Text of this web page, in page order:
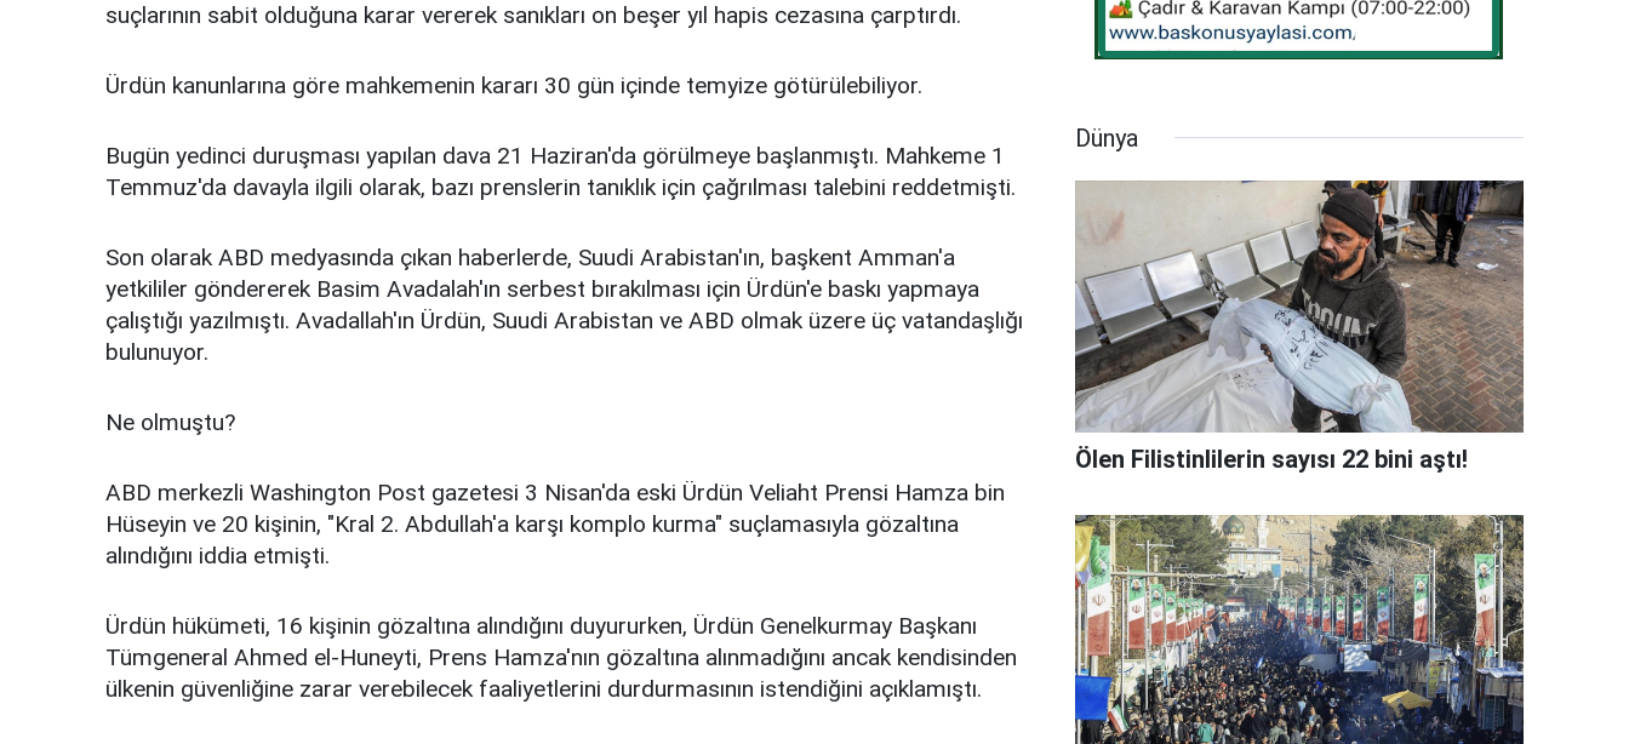
suçlarının sabit olduğuna karar vererek sanıkları on beşer yıl hapis cezasına çarptırdı.
Ürdün kanunlarına göre mahkemenin kararı 30 gün içinde temyize götürülebiliyor.
Bugün yedinci duruşması yapılan dava 21 Haziran'da görülmeye başlanmıştı. Mahkeme 1
Temmuz'da davayla ilgili olarak, bazı prenslerin tanıklık için çağrılması talebini reddetmişti.
Son olarak ABD medyasında çıkan haberlerde, Suudi Arabistan'ın, başkent Amman'a
yetkililer göndererek Basim Avadalah'ın serbest bırakılması için Ürdün'e baskı yapmaya
çalıştığı yazılmıştı. Avadallah'ın Ürdün, Suudi Arabistan ve ABD olmak üzere üç vatandaşlığı
bulunuyor.
Ne olmuştu?
ABD merkezli Washington Post gazetesi 3 Nisan'da eski Ürdün Veliaht Prensi Hamza bin
Hüseyin ve 20 kişinin, "Kral 2. Abdullah'a karşı komplo kurma" suçlamasıyla gözaltına
alındığını iddia etmişti.
Ürdün hükümeti, 16 kişinin gözaltına alındığını duyururken, Ürdün Genelkurmay Başkanı
Tümgeneral Ahmed el-Huneyti, Prens Hamza'nın gözaltına alınmadığını ancak kendisinden
ülkenin güvenliğine zarar verebilecek faaliyetlerini durdurmasının istendiğini açıklamıştı.
Dünya
Ölen Filistinlilerin sayısı 22 bini aştı!